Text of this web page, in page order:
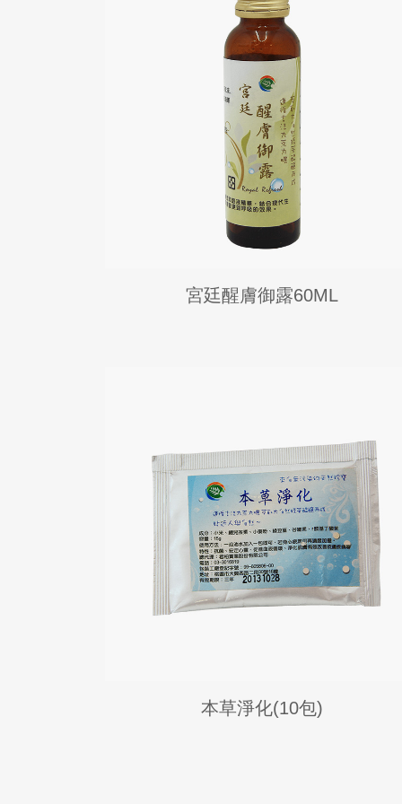
宮廷醒膚御露60ML
本草淨化(10包)